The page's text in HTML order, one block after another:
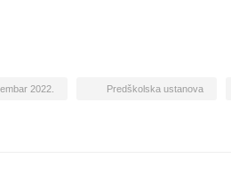
2022. Predškolska ustanova